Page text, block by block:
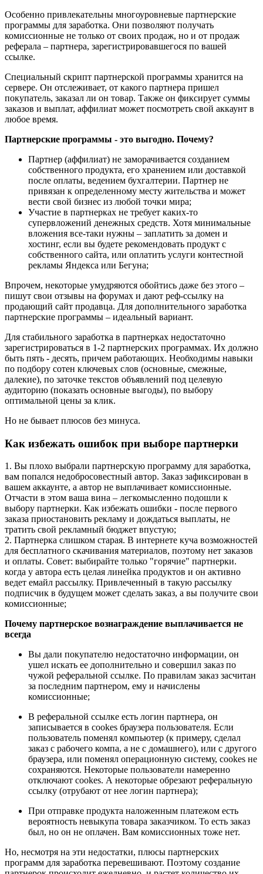
Особенно привлекательны многоуровневые партнерские
программы для заработка. Они позволяют получать
комиссионные не только от своих продаж, но и от продаж
реферала – партнера, зарегистрировавшегося по вашей
ссылке.
Специальный скрипт партнерской программы хранится на
сервере. Он отслеживает, от какого партнера пришел
покупатель, заказал ли он товар. Также он фиксирует суммы
заказов и выплат, аффилиат может посмотреть свой аккаунт в
любое время.
Партнерские программы - это выгодно. Почему?
Партнер (аффилиат) не заморачивается созданием
собственного продукта, его хранением или доставкой
после оплаты, ведением бухгалтерии. Партнер не
привязан к определенному месту жительства и может
вести свой бизнес из любой точки мира;
Участие в партнерках не требует каких-то
супервложений денежных средств. Хотя минимальные
вложения все-таки нужны – заплатить за домен и
хостинг, если вы будете рекомендовать продукт с
собственного сайта, или оплатить услуги контестной
рекламы Яндекса или Бегуна;
Впрочем, некоторые умудряются обойтись даже без этого –
пишут свои отзывы на форумах и дают реф-ссылку на
продающий сайт продавца. Для дополнительного заработка
партнерские программы – идеальный вариант.
Для стабильного заработка в партнерках недостаточно
зарегистрироваться в 1-2 партнерских программах. Их должно
быть пять - десять, причем работающих. Необходимы навыки
по подбору сотен ключевых слов (основные, смежные,
далекие), по заточке текстов объявлений под целевую
аудиторию (показать основные выгоды), по выбору
оптимальной цены за клик.
Но не бывает плюсов без минуса.
Как избежать ошибок при выборе партнерки
1. Вы плохо выбрали партнерскую программу для заработка,
вам попался недобросовестный автор. Заказ зафиксирован в
вашем аккаунте, а автор не выплачивает комиссионные.
Отчасти в этом ваша вина – легкомысленно подошли к
выбору партнерки. Как избежать ошибки - после первого
заказа приостановить рекламу и дождаться выплаты, не
тратить свой рекламный бюджет впустую;
2. Партнерка слишком старая. В интернете куча возможностей
для бесплатного скачивания материалов, поэтому нет заказов
и оплаты. Совет: выбирайте только "горячие" партнерки.
когда у автора есть целая линейка продуктов и он активно
ведет емайл рассылку. Привлеченный в такую рассылку
подписчик в будущем может сделать заказ, а вы получите свои
комиссионные;
Почему партнерское вознаграждение выплачивается не
всегда
Вы дали покупателю недостаточно информации, он
ушел искать ее дополнительно и совершил заказ по
чужой реферальной ссылке. По правилам заказ засчитан
за последним партнером, ему и начислены
комиссионные;
В реферальной ссылке есть логин партнера, он
записывается в cookes браузера пользователя. Если
пользователь поменял компьютер (к примеру, сделал
заказ с рабочего компа, а не с домашнего), или с другого
браузера, или поменял операционную систему, cookes не
сохраняются. Некоторые пользователи намеренно
отключают cookes. А некоторые обрезают реферальную
ссылку (отрубают от нее логин партнера);
При отправке продукта наложенным платежом есть
вероятность невыкупа товара заказчиком. То есть заказ
был, но он не оплачен. Вам комиссионных тоже нет.
Но, несмотря на эти недостатки, плюсы партнерских
программ для заработка перевешивают. Поэтому создание